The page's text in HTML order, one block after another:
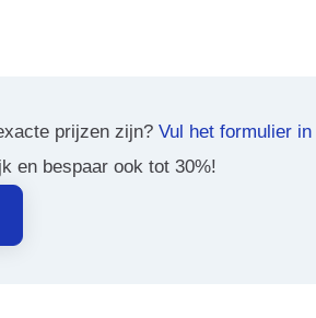
prijzen zijn? Vul het formulier in
en bespaar ook tot 30%!